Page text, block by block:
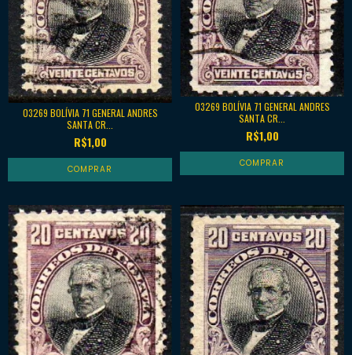
03269 BOLÍVIA 71 GENERAL ANDRES
SANTA CR...
R$1,00
03269 BOLÍVIA 71 GENERAL ANDRES
SANTA CR...
R$1,00